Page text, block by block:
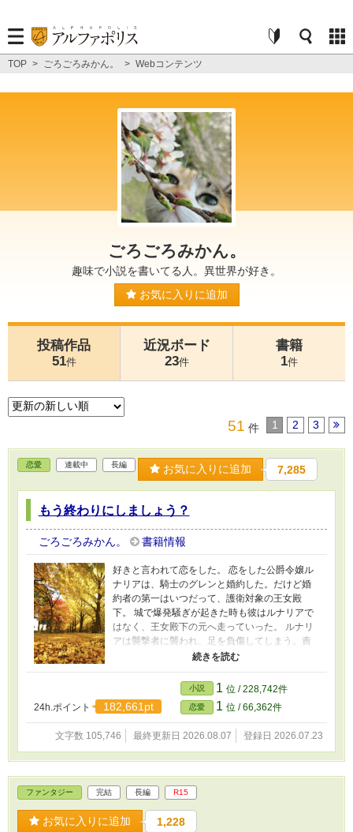
TOP > ごろごろみかん。 > Webコンテンツ
ごろごろみかん。
趣味で小説を書いてる人。異世界が好き。
お気に入りに追加
投稿作品
51件
近況ボード
23件
書籍
1件
51 件 1 2 3
恋愛 連載中 長編 お気に入りに追加 7,285
もう終わりにしましょう？
ごろごろみかん。 書籍情報
好きと言われて恋をした。 恋をした公爵令嬢ル
ナリアは、騎士のグレンと婚約した。だけど婚
約者の第一はいつだって、護衛対象の王女殿
下。 城で爆発騒ぎが起きた時も彼はルナリアで
はなく、王女殿下の元へ走っていった。 ルナリ
アは襲撃者に襲われ、足を負傷してしまう。責
任を取ると話す婚約者に、ルナリアは微笑ん
だ。 「もう終わりにしましょう？あなたが愛し
ているのは王女殿下だわ」 さようなら、愛して
いたひと。 幸せになって、とは言えない私は、
性格が悪いのだろうか。
24h.ポイント 182,661pt
小説 1 位 / 228,742件
恋愛 1 位 / 66,362件
文字数 105,746 最終更新日 2026.08.07 登録日 2026.07.23
ファンタジー 完結 長編 R15
お気に入りに追加 1,228